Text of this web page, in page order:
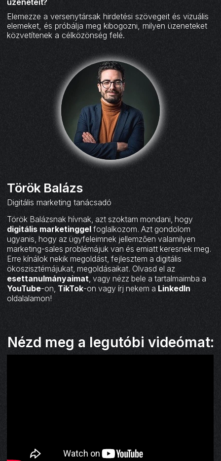
üzeneteit?
Elemezze a versenytársak hirdetési szövegeit és vizuális
elemeket, és próbálja meg kibogozni, milyen üzeneteket
közvetítenek a célközönség felé.
Török Balázs
Digitális marketing tanácsadó
Török Balázsnak hívnak, azt szoktam mondani, hogy
digitális marketinggel foglalkozom. Azt gondolom
ugyanis, hogy az ügyfeleimnek jellemzően valamilyen
marketing-sales problémájuk van és emiatt keresnek meg.
Erre kínálok nekik megoldást, fejlesztem a digitális
ökoszisztémájukat, megoldásaikat. Olvasd el az
esettanulmányaimat, vagy nézz bele a tartalmaimba a
YouTube-on, TikTok-on vagy írj nekem a LinkedIn
oldalalamon!
Nézd meg a legutóbi videómat: